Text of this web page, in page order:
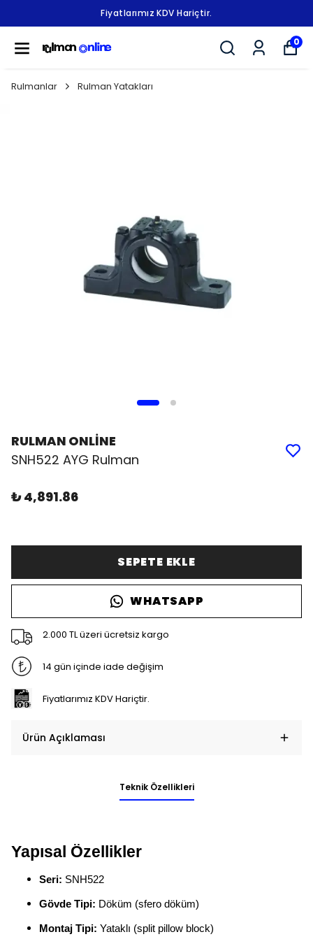
Fiyatlarımız KDV Hariçtir.
0
Rulmanlar Rulman Yatakları
RULMAN ONLİNE
SNH522 AYG Rulman
₺ 4,891.86
SEPETE EKLE
WHATSAPP
2.000 TL üzeri ücretsiz kargo
14 gün içinde iade değişim
Fiyatlarımız KDV Hariçtir.
Ürün Açıklaması
Teknik Özellikleri
Yapısal Özellikler
Seri: SNH522
Gövde Tipi: Döküm (sfero döküm)
Montaj Tipi: Yataklı (split pillow block)